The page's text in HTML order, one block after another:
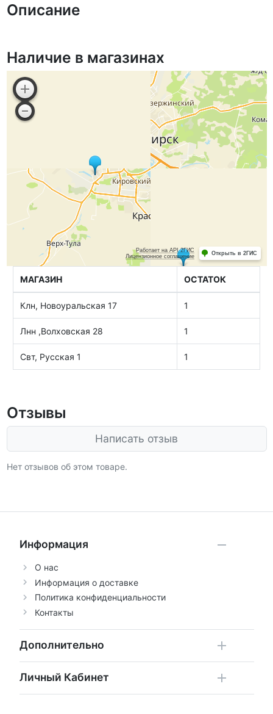
Описание
Наличие в магазинах
МАГАЗИН ОСТАТОК
Клн, Новоуральская 17 1
Лнн ,Волховская 28 1
Свт, Русская 1 1
Отзывы
Написать отзыв
Нет отзывов об этом товаре.
Информация
О нас
Информация о доставке
Политика конфиденциальности
Контакты
Дополнительно
Личный Кабинет